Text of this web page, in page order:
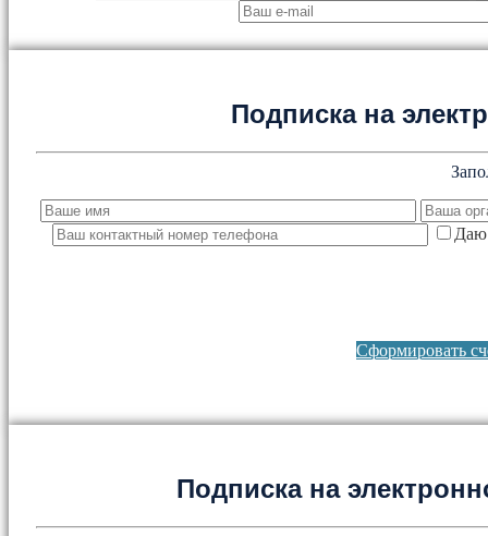
Подписка на
Даю
Сформировать
Подписка на